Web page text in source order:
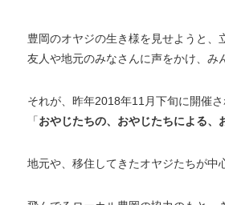
豊岡のオヤジの生き様を見せようと、
友人や地元のみなさんに声をかけ、み
それが、昨年2018年11月下旬に開催さ
「おやじたちの、おやじたちによる
地元や、移住してきたオヤジたちが中